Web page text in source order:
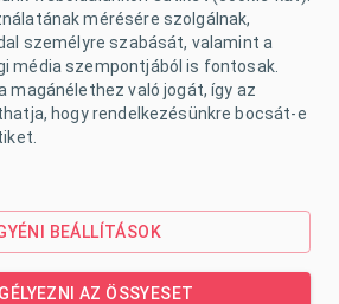
kivitelezés
(műtétek, szülés után,
esetén)
mérésére szolgálnak,
személyre szabását, valamint a
média szempontjából is fontosak.
való jogát, így az
hogy rendelkezésünkre bocsát-e
BEÁLLÍTÁSOK
AZ ÖSSYESET